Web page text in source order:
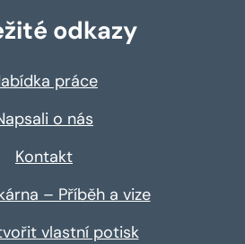
odkazy
práce
o nás
Kontakt
– Příběh a vize
vlastní potisk